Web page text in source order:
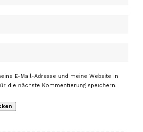
E-Mail-Adresse und meine Website in
die nächste Kommentierung speichern.